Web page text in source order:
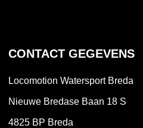
CONTACT GEGEVENS
Locomotion Watersport Breda
Nieuwe Bredase Baan 18 S
4825 BP Breda